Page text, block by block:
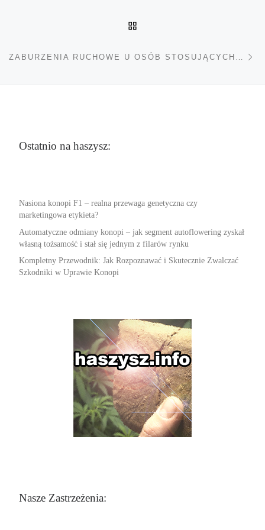
Ostatnio na haszysz:
Nasiona konopi F1 – realna przewaga genetyczna czy
marketingowa etykieta?
Automatyczne odmiany konopi – jak segment autoflowering zyskał
własną tożsamość i stał się jednym z filarów rynku
Kompletny Przewodnik: Jak Rozpoznawać i Skutecznie Zwalczać
Szkodniki w Uprawie Konopi
Nasze Zastrzeżenia: